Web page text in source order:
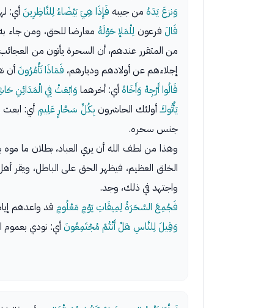
وَنزعَ يَدَهُ من جيبه فَإِذَا هِيَ بَيْضَاءُ لِلنَّاظِرِينَأي:
قَالَفرعون لِلْمَلإ حَوْلَهُ معارضا للحق، ومن جاء
من المتقرر عندهم، أن السحرة يأتون من
إجلاءهم عن أولادهم وديارهم، فَمَاذَا تَأْمُرُونَأن
قَالُوا أَرْجِهْ وَأَخَاهُأي: أخرهما وَابْعَثْ فِي الْمَدَائِنِ
يَأْتُوكَأولئك الحاشرون بِكُلِّ سَحَّارٍ عَلِيمٍ أي:
جنس سحره.
وهذا من لطف الله أن يري العباد، بطلان ما
الخلق العظيم، فيظهر الحق على الباطل،
واجتهد في ذلك، وجد.
فَجُمِعَ السَّحَرَةُ لِمِيقَاتِ يَوْمٍ مَعْلُومٍ قد واعدهم
وَقِيلَ لِلنَّاسِ هَلْ أَنْتُمْ مُجْتَمِعُونَأي: نودي بعموم